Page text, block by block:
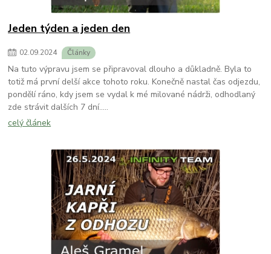
Jeden týden a jeden den
02.09.2024 Články
Na tuto výpravu jsem se připravoval dlouho a důkladně. Byla to
totiž má první delší akce tohoto roku. Konečně nastal čas odjezdu,
pondělí ráno, kdy jsem se vydal k mé milované nádrži, odhodlaný
zde strávit dalších 7 dní.....
celý článek